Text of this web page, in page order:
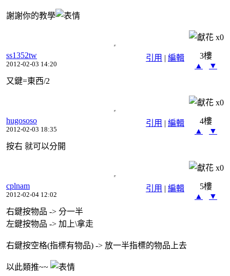
謝謝你的教學
x0
引用 | 編輯
ss1352tw
2012-02-03 14:20
3樓
▲
▼
又鍵=東西/2
x0
引用 | 編輯
hugososo
2012-02-03 18:35
4樓
▲
▼
按右 就可以分開
x0
引用 | 編輯
cplnam
2012-02-04 12:02
5樓
▲
▼
右鍵按物品 -> 分一半
左鍵按物品 -> 加上\拿走
右鍵按空格(指標有物品) -> 放一半指標的物品上去
以此類推~~